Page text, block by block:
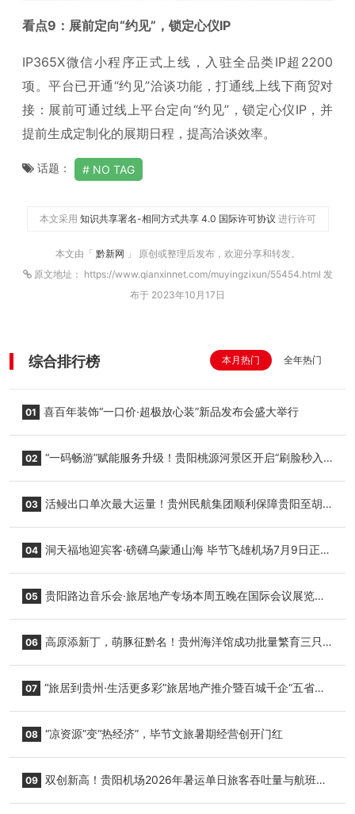
看点9：展前定向“约见”，锁定心仪IP
IP365X微信小程序正式上线，入驻全品类IP超2200
项。平台已开通“约见”洽谈功能，打通线上线下商贸对
接：展前可通过线上平台定向“约见”，锁定心仪IP，并
提前生成定制化的展期日程，提高洽谈效率。
话题： NO TAG
本文采用 知识共享署名-相同方式共享 4.0 国际许可协议 进行许可
本文由「 黔新网 」 原创或整理后发布，欢迎分享和转发。
原文地址： https://www.qianxinnet.com/muyingzixun/55454.html 发
布于 2023年10月17日
综合排行榜 本月热门 全年热门
01 喜百年装饰“一口价·超极放心装”新品发布会盛大举行
02 “一码畅游”赋能服务升级！贵阳桃源河景区开启“刷脸秒入
03 活鳗出口单次最大运量！贵州民航集团顺利保障贵阳至胡
04 洞天福地迎宾客·磅礴乌蒙通山海 毕节飞雄机场7月9日正式
05 贵阳路边音乐会·旅居地产专场本周五晚在国际会议展览中
06 高原添新丁，萌豚征黔名！贵州海洋馆成功批量繁育三只
07 “旅居到贵州·生活更多彩”旅居地产推介暨百城千企“五省
08 “凉资源”变“热经济”，毕节文旅暑期经营创开门红
09 双创新高！贵阳机场2026年暑运单日旅客吞吐量与航班起